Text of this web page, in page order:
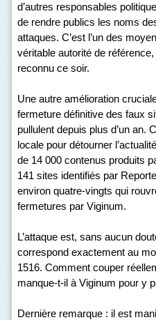
d’autres responsables
de rendre publics les noms
attaques. C’est l’un des
véritable autorité de
reconnu ce soir.
Une autre amélioration
fermeture définitive des faux
pullulent depuis plus d’un an.
locale pour détourner
de 14 000 contenus produits
141 sites identifiés par
environ quatre-vingts qui
fermetures par Viginum.
L’attaque est, sans aucun
correspond exactement au
1516. Comment couper
manque-t-il à Viginum pour y
Dernière remarque : il est